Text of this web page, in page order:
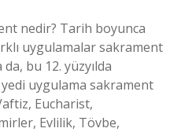
nedir? Tarih boyunca
uygulamalar sakrament
bu 12. yüzyılda
yedi uygulama sakrament
Eucharist,
Evlilik, Tövbe,